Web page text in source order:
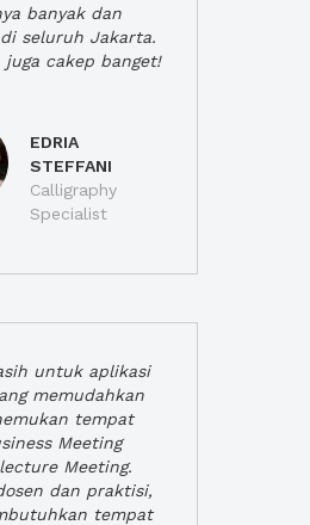
banyak dan
seluruh Jakarta.
juga cakep banget!
EDRIA
STEFFANI
Calligraphy
Specialist
untuk aplikasi
memudahkan
tempat
Meeting
Meeting.
dan praktisi,
tempat